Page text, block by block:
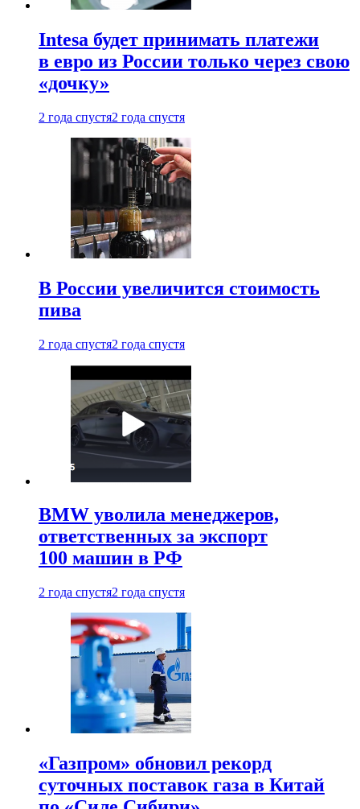
Intesa будет принимать платежи
в евро из России только через свою
«дочку»
2 года спустя2 года спустя
В России увеличится стоимость
пива
2 года спустя2 года спустя
BMW уволила менеджеров,
ответственных за экспорт
100 машин в РФ
2 года спустя2 года спустя
«Газпром» обновил рекорд
суточных поставок газа в Китай